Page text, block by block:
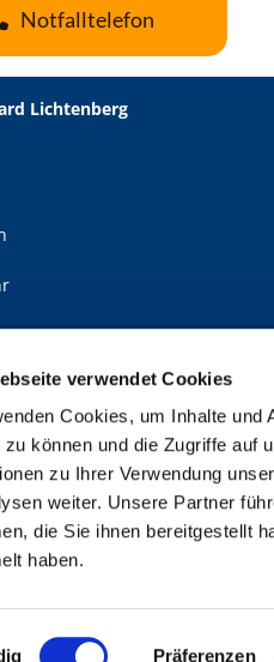
verwendet Cookies
Cookies, um Inhalte und
zu können und die Zugriffe auf
zu Ihrer Verwendung
weiter. Unsere Partner
die Sie ihnen bereitgestellt
haben.
Präferenzen
Notfalltelefon
Lichtenberg
Pfarrei Bernhard